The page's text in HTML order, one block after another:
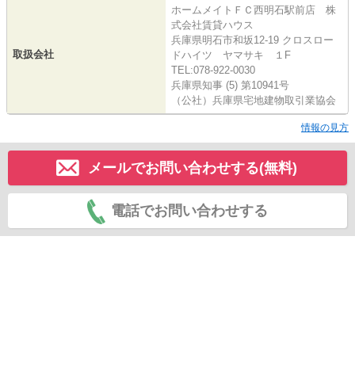
取扱会社
ホームメイトＦＣ西明石駅前店 株
式会社賃貸ハウス
兵庫県明石市和坂12-19 クロスロー
ドハイツ ヤマサキ １F
TEL:078-922-0030
兵庫県知事 (5) 第10941号
（公社）兵庫県宅地建物取引業協会
情報の見方
メールでお問い合わせする(無料)
電話でお問い合わせする